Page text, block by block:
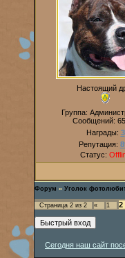
Настоящий
Группа:
Сообщений:
Награды: 3
Репутация:
Статус:
Форум » Уголок
Страница 2 из 2 « 1 2
Сегодня наш сайт